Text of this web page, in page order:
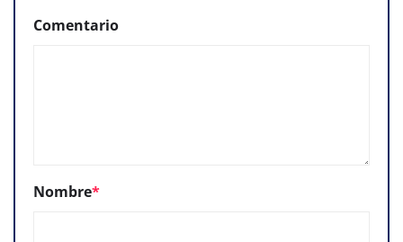
Comentario
Nombre*